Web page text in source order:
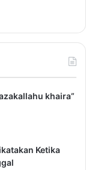
khaira”
Ketika